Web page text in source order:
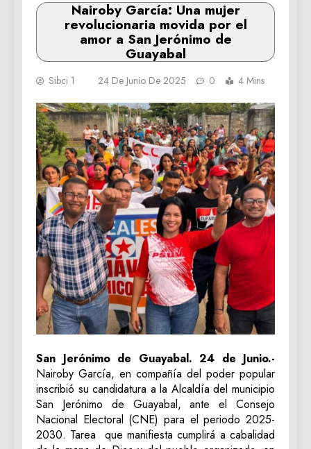
Nairoby García: Una mujer
revolucionaria movida por el
amor a San Jerónimo de
Guayabal
Sibci 1 24 De Junio De 2025 0 4 Mins
San Jerónimo de Guayabal. 24 de Junio.-
Nairoby García, en compañía del poder popular
inscribió su candidatura a la Alcaldía del municipio
San Jerónimo de Guayabal, ante el Consejo
Nacional Electoral (CNE) para el periodo 2025-
2030. Tarea que manifiesta cumplirá a cabalidad